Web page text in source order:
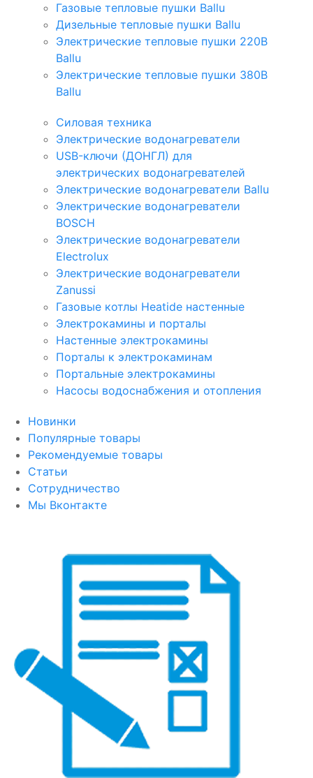
Газовые тепловые пушки Ballu
Дизельные тепловые пушки Ballu
Электрические тепловые пушки 220В
Ballu
Электрические тепловые пушки 380В
Ballu
Силовая техника
Электрические водонагреватели
USB-ключи (ДОНГЛ) для
электрических водонагревателей
Электрические водонагреватели Ballu
Электрические водонагреватели
BOSCH
Электрические водонагреватели
Electrolux
Электрические водонагреватели
Zanussi
Газовые котлы Heatide настенные
Электрокамины и порталы
Настенные электрокамины
Порталы к электрокаминам
Портальные электрокамины
Насосы водоснабжения и отопления
Новинки
Популярные товары
Рекомендуемые товары
Статьи
Сотрудничество
Мы Вконтакте